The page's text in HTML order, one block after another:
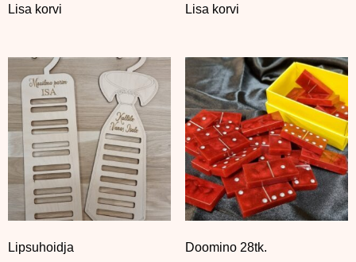
Lisa korvi Lisa korvi
Lipsuhoidja Doomino 28tk.